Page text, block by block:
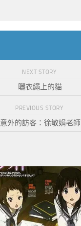
NEXT STORY
曬衣繩上的貓
PREVIOUS STORY
意外的訪客：徐敏娟老師